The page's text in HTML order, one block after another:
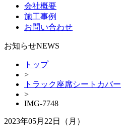
会社概要
施工事例
お問い合わせ
お知らせNEWS
トップ
>
トラック座席シートカバー
>
IMG-7748
2023年05月22日（月）